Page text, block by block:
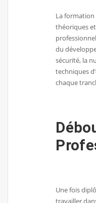
La
théoriques
du
sécurité, la
techniques
chaque
Une fois
travailler